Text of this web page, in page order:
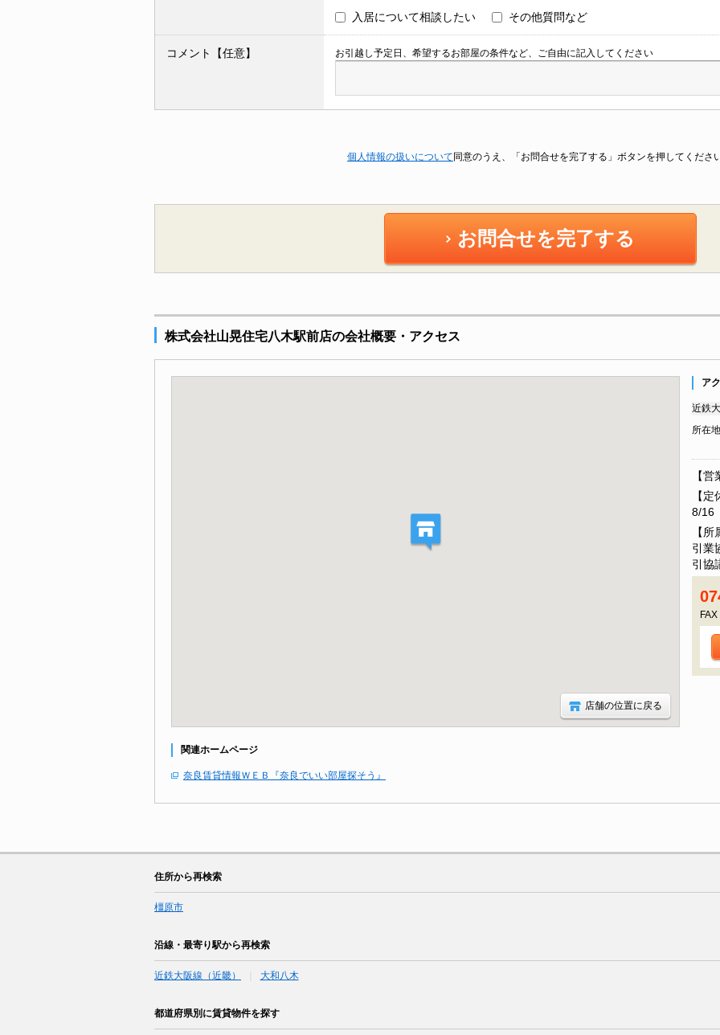
入居について相談したい
その他質問など
コメント【任意】 お引越し予定日、希望するお部屋の条件など、ご自由に記入してください
個人情報の扱いについて 同意のうえ、「お問合せを完了する」ボタンを押してくださ
お問合せを完了する
株式会社山晃住宅八木駅前店の会社概要・アクセス
ア
近鉄
所在地
【
【
8/16
【
引業
引協
店舗の位置に戻る
関連ホームページ
奈良賃貸情報ＷＥＢ『奈良でいい部屋探そう』
住所から再検索
橿原市
沿線・最寄り駅から再検索
近鉄大阪線（近畿） 大和八木
都道府県別に賃貸物件を探す